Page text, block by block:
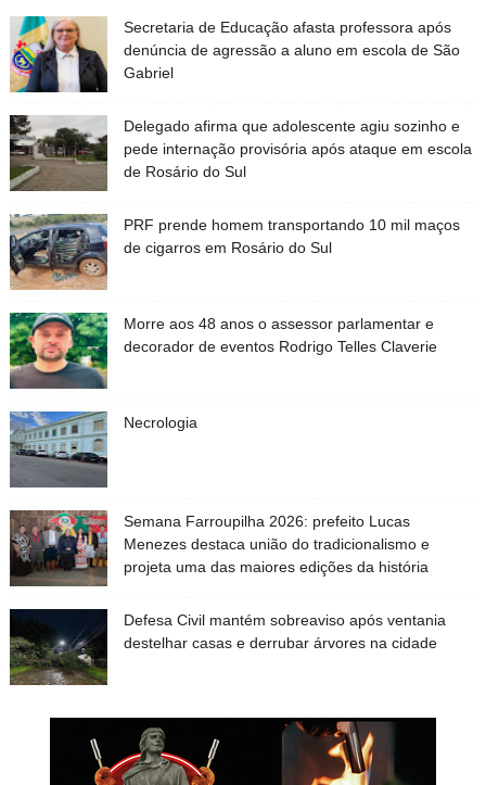
Secretaria de Educação afasta professora após
denúncia de agressão a aluno em escola de São
Gabriel
Delegado afirma que adolescente agiu sozinho e
pede internação provisória após ataque em escola
de Rosário do Sul
PRF prende homem transportando 10 mil maços
de cigarros em Rosário do Sul
Morre aos 48 anos o assessor parlamentar e
decorador de eventos Rodrigo Telles Claverie
Necrologia
Semana Farroupilha 2026: prefeito Lucas
Menezes destaca união do tradicionalismo e
projeta uma das maiores edições da história
Defesa Civil mantém sobreaviso após ventania
destelhar casas e derrubar árvores na cidade